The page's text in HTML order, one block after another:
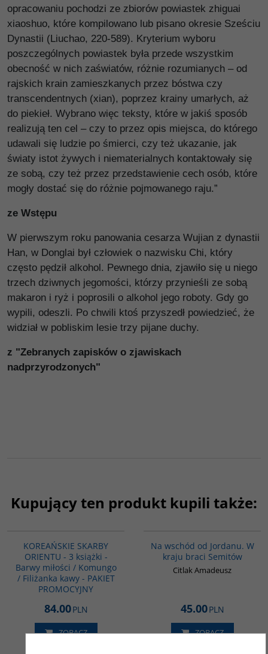
opracowaniu pochodzi ze zbiorów powiastek zhiguai
xiaoshuo, które kompilowano lub pisano okresie Sześciu
Dynastii (Liuchao, 220-589). Kryterium wyboru
poszczególnych powiastek była przede wszystkim
obecność w nich zaświatów, różnie rozumianych – od
rajskich krain zamieszkanych przez bóstwa czy
transcendentnych (xian), poprzez krainy umarłych, aż
do piekieł. Wybrano więc teksty, które w jakiś sposób
realizują ten cel – czy to przez opis miejsca, do którego
udawali się ludzie po śmierci, czy też ukazanie, jak
światy istot żywych i niematerialnych kontaktowały się
ze sobą, czy też przez przedstawienie cech osób, które
mogły dostać się do różnie pojmowanego raju.”
ze Wstępu
W pierwszym roku panowania cesarza Wujian z dynastii
Han, w Donglai był człowiek o nazwisku Chi, który
często pędził alkohol. Pewnego dnia, zjawiło się u niego
trzech dziwnych jegomości, którzy przynieśli ze sobą
makaron i ryż i poprosili o alkohol jego roboty. Gdy go
wypili, odeszli. Po chwili ktoś przyszedł powiedzieć, że
widział w pobliskim lesie trzy pĳane duchy.
z "Zebranych zapisków o zjawiskach
nadprzyrodzonych"
Kupujący ten produkt kupili także:
KOREAŃSKIE SKARBY
ORIENTU - 3 książki -
Barwy miłości / Komungo
/ Filiżanka kawy - PAKIET
PROMOCYJNY
84.00PLN
ZOBACZ
Na wschód od Jordanu. W
kraju braci Semitów
Citlak Amadeusz
45.00PLN
ZOBACZ